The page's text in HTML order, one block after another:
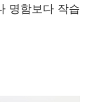
명함보다 작습